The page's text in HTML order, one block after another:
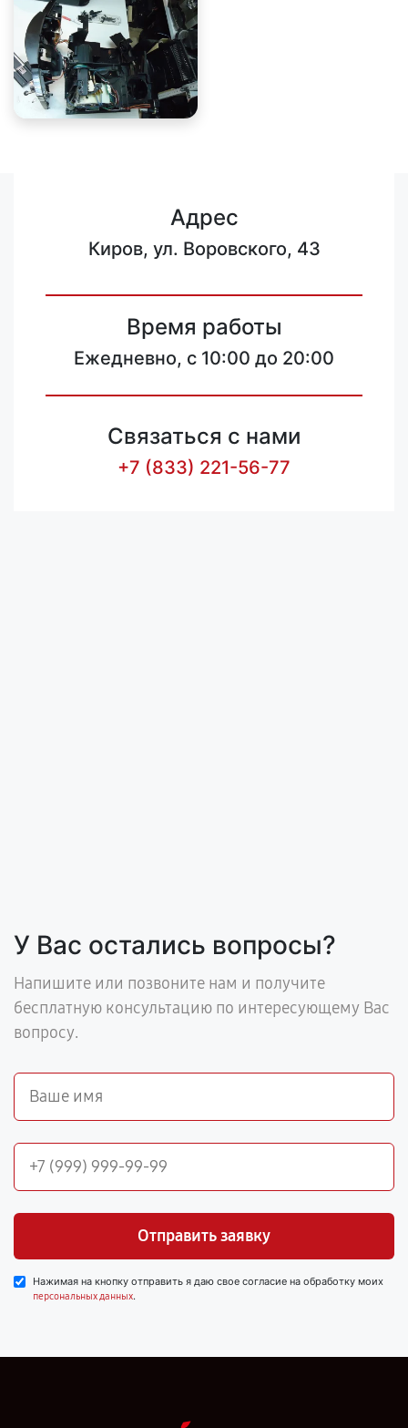
Адрес
Киров, ул. Воровского, 43
Время работы
Ежедневно, с 10:00 до 20:00
Связаться с нами
+7 (833) 221-56-77
У Вас остались вопросы?
Напишите или позвоните нам и получите
бесплатную консультацию по интересующему Вас
вопросу.
Отправить заявку
Нажимая на кнопку отправить я даю свое согласие на обработку моих
персональных данных.